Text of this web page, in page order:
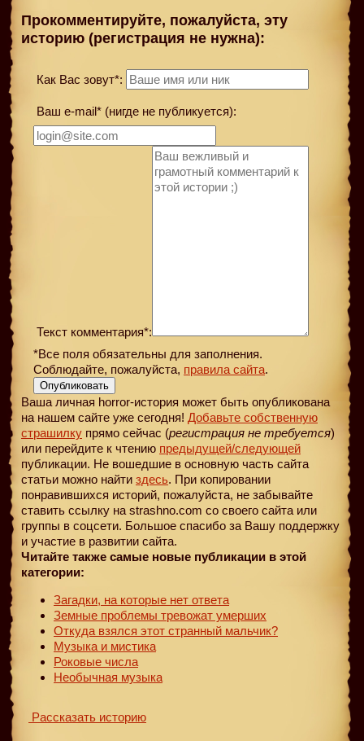
Прокомментируйте, пожалуйста, эту
историю (регистрация не нужна):
Как Вас зовут*:
Ваш e-mail* (нигде не публикуется):
Текст комментария*:
*Все поля обязательны для заполнения.
Соблюдайте, пожалуйста, правила сайта.
Опубликовать
Ваша личная horror-история может быть опубликована
на нашем сайте уже сегодня! Добавьте собственную
страшилку прямо сейчас (регистрация не требуется)
или перейдите к чтению предыдущей/следующей
публикации. Не вошедшие в основную часть сайта
статьи можно найти здесь. При копировании
понравившихся историй, пожалуйста, не забывайте
ставить ссылку на strashno.com со своего сайта или
группы в соцсети. Большое спасибо за Вашу поддержку
и участие в развитии сайта.
Читайте также самые новые публикации в этой
категории:
Загадки, на которые нет ответа
Земные проблемы тревожат умерших
Откуда взялся этот странный мальчик?
Музыка и мистика
Роковые числа
Необычная музыка
Рассказать историю